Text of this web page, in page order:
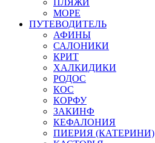
ПЛЯЖИ
МОРЕ
ПУТЕВОДИТЕЛЬ
АФИНЫ
САЛОНИКИ
КРИТ
ХАЛКИДИКИ
РОДОС
КОС
КОРФУ
ЗАКИНФ
КЕФАЛОНИЯ
ПИЕРИЯ (КАТЕРИНИ)